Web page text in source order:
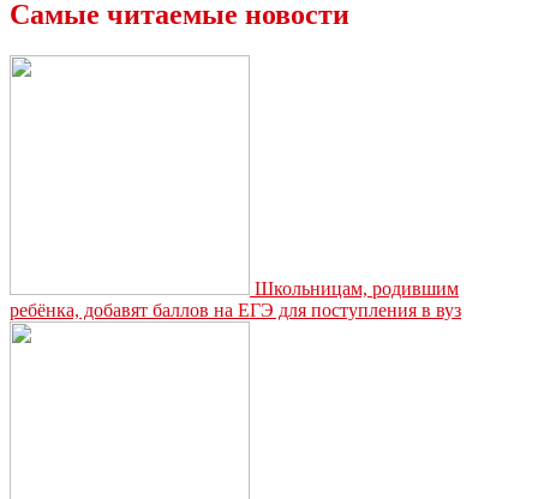
Самые читаемые новости
Школьницам, родившим
ребёнка, добавят баллов на ЕГЭ для поступления в вуз